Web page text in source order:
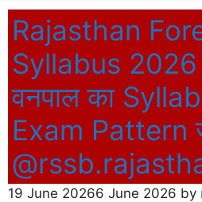
Rajasthan
Syllabus 2026
वनपाल का
Exam Pattern
19 June 20266 June 2026 by